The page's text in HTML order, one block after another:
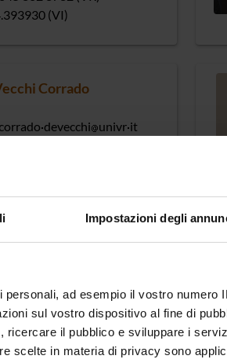
Impostazioni degli
personali, ad esempio il vostro numero
sul vostro dispositivo al fine di
ricercare il pubblico e sviluppare i
scelte in materia di privacy sono
(VI)
Corrado
devecchi univr it
8028447